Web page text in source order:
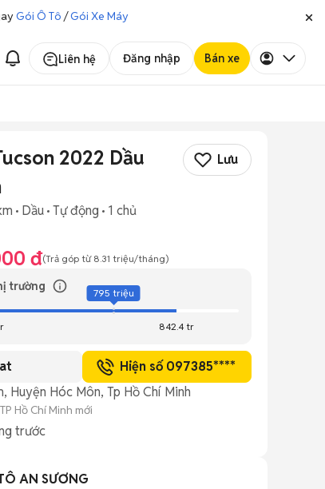
Gói Ô Tô /Gói Xe Máy
Liên hệ Đăng nhập Bán xe
2022 Dầu
Lưu
Dầu Tự động 1 chủ
đ(Trả góp từ 8.31 triệu/tháng)
trường
842.4 tr
795 triệu
Hiện số 097385****
Huyện Hóc Môn, Tp Hồ Chí Minh
Hồ Chí Minh mới
trước
AN SƯƠNG